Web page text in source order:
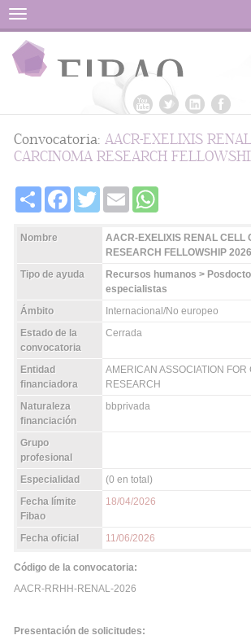
Menu
Convocatoria: AACR-EXELIXIS
CARCINOMA RESEARCH
Share FacebookTwitter Email
Nombre
AACR-EXELIXIS RENAL CELL
RESEARCH FELLOWSHIP 2026
Tipo de ayuda
Recursos humanos >
especialistas
Ámbito
Internacional/No europeo
Estado de la
convocatoria
Cerrada
Entidad
financiadora
AMERICAN ASSOCIATION FOR
RESEARCH
Naturaleza
financiación
bbprivada
Grupo
profesional
Especialidad
(0 en total)
Fecha límite
Fibao
18/04/2026
Fecha oficial 11/06/2026
Código de la convocatoria:
AACR-RRHH-RENAL-2026
Presentación de solicitudes: